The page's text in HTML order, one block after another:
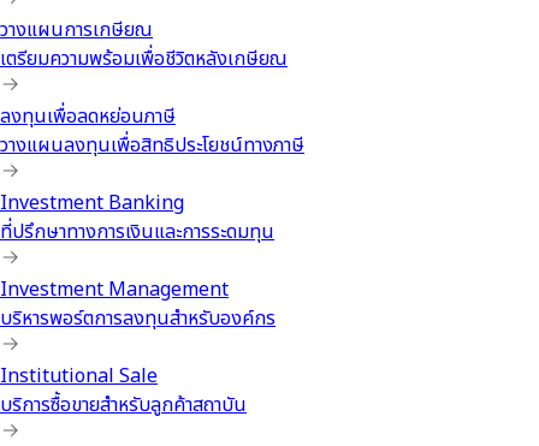
วางแผนการเกษียณ
เตรียมความพร้อมเพื่อชีวิตหลังเกษียณ
ลงทุนเพื่อลดหย่อนภาษี
วางแผนลงทุนเพื่อสิทธิประโยชน์ทางภาษี
Investment Banking
ที่ปรึกษาทางการเงินและการระดมทุน
Investment Management
บริหารพอร์ตการลงทุนสำหรับองค์กร
Institutional Sale
บริการซื้อขายสำหรับลูกค้าสถาบัน